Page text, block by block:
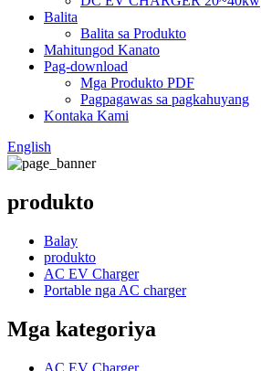
Balita
Balita sa Produkto
Mahitungod Kanato
Pag-download
Mga Produkto PDF
Pagpagawas sa pagkahuyang
Kontaka Kami
English
produkto
Balay
produkto
AC EV Charger
Portable nga AC charger
Mga kategoriya
AC EV Charger